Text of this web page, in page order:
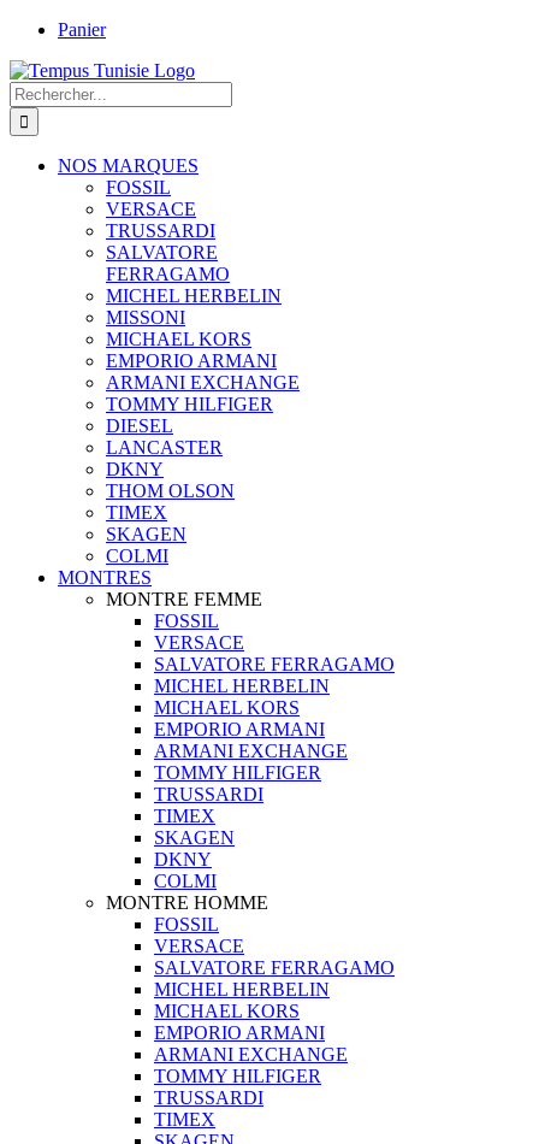
Passer
contenu
Panier
Rechercher:
NOS MARQUES
FOSSIL
VERSACE
TRUSSARDI
SALVATORE
FERRAGAMO
MICHEL HERBELIN
MISSONI
MICHAEL KORS
EMPORIO ARMANI
ARMANI EXCHANGE
TOMMY HILFIGER
DIESEL
LANCASTER
DKNY
THOM OLSON
TIMEX
SKAGEN
COLMI
MONTRES
MONTRE FEMME
FOSSIL
VERSACE
SALVATORE FERRAGAMO
MICHEL HERBELIN
MICHAEL KORS
EMPORIO ARMANI
ARMANI EXCHANGE
TOMMY HILFIGER
TRUSSARDI
TIMEX
SKAGEN
DKNY
COLMI
MONTRE HOMME
FOSSIL
VERSACE
SALVATORE FERRAGAMO
MICHEL HERBELIN
MICHAEL KORS
EMPORIO ARMANI
ARMANI EXCHANGE
TOMMY HILFIGER
TRUSSARDI
TIMEX